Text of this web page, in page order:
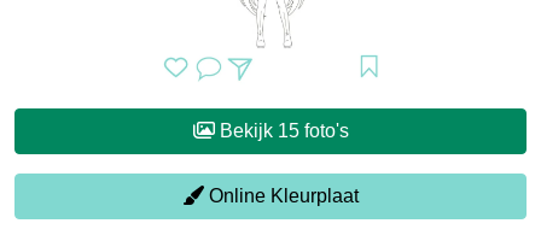
Bekijk 15 foto's
Online Kleurplaat